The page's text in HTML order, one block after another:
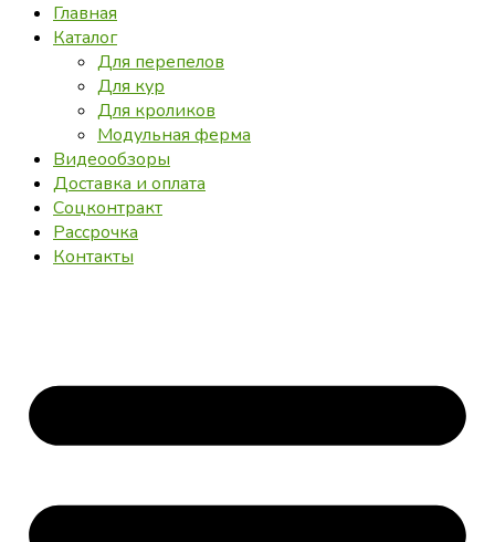
Главная
Каталог
Для перепелов
Для кур
Для кроликов
Модульная ферма
Видеообзоры
Доставка и оплата
Соцконтракт
Рассрочка
Контакты